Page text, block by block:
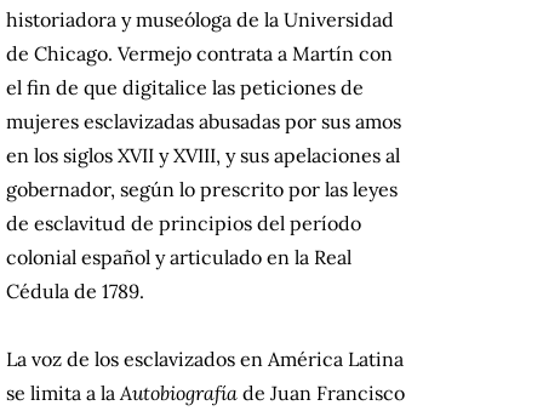
historiadora y museóloga de la Universidad
de Chicago. Vermejo contrata a Martín con
el fin de que digitalice las peticiones de
mujeres esclavizadas abusadas por sus amos
en los siglos XVII y XVIII, y sus apelaciones al
gobernador, según lo prescrito por las leyes
de esclavitud de principios del período
colonial español y articulado en la Real
Cédula de 1789.
La voz de los esclavizados en América Latina
se limita a laAutobiografía de Juan Francisco